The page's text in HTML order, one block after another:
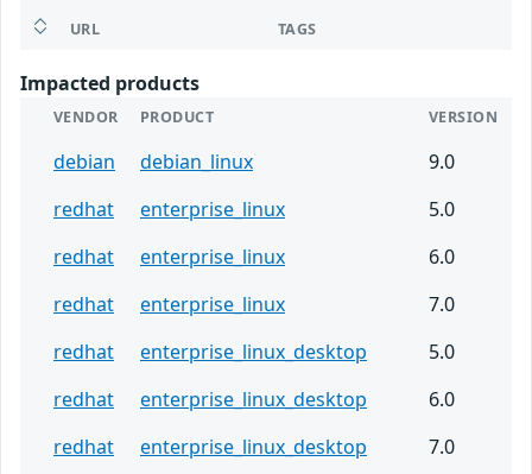
URL TAGS
Impacted products
VENDOR PRODUCT VERSION
debian debian_linux
9.0
redhat
enterprise_linux
5.0
redhat
enterprise_linux
6.0
redhat
enterprise_linux
7.0
redhat
enterprise_linux_desktop
5.0
redhat
enterprise_linux_desktop
6.0
redhat
enterprise_linux_desktop
7.0